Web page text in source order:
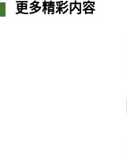
更多精彩内容